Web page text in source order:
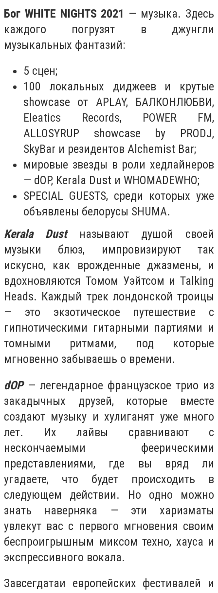
Бог WHITE NIGHTS 2021 — музыка. Здесь
каждого погрузят в джунгли
музыкальных фантазий:
5 сцен;
100 локальных диджеев и крутые
showcase от APLAY, БАЛКОНЛЮБВИ,
Eleatics Records, POWER FM,
ALLOSYRUP showcase by PRODJ,
SkyBar и резидентов Alchemist Bar;
мировые звезды в роли хедлайнеров
— dOP, Kerala Dust и WHOMADEWHO;
SPECIAL GUESTS, среди которых уже
объявлены белорусы SHUMA.
Kerala Dustназывают душой своей
музыки блюз, импровизируют так
искусно, как врожденные джазмены, и
вдохновляются Томом Уэйтсом и Talking
Heads. Каждый трек лондонской троицы
— это экзотическое путешествие с
гипнотическими гитарными партиями и
томными ритмами, под которые
мгновенно забываешь о времени.
dOP— легендарное французское трио из
закадычных друзей, которые вместе
создают музыку и хулиганят уже много
лет. Их лайвы сравнивают с
нескончаемыми феерическими
представлениями, где вы вряд ли
угадаете, что будет происходить в
следующем действии. Но одно можно
знать наверняка — эти харизматы
увлекут вас с первого мгновения своим
беспроигрышным миксом техно, хауса и
экспрессивного вокала.
Завсегдатаи европейских фестивалей и